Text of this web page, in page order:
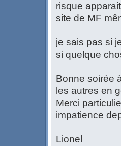
risque
site de MF
je sais pas si
si quelque
Bonne soirée
les autres en
Merci
impatience
Lionel